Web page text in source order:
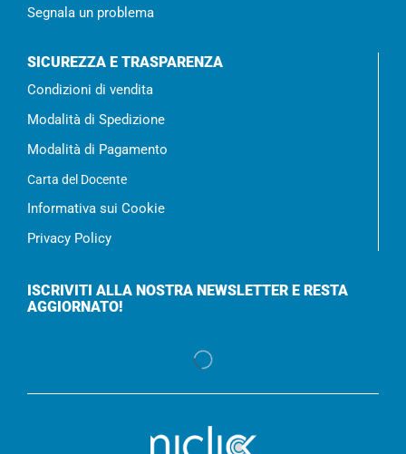
Segnala un problema
SICUREZZA E TRASPARENZA
Condizioni di vendita
Modalità di Spedizione
Modalità di Pagamento
Carta del Docente
Informativa sui Cookie
Privacy Policy
ISCRIVITI ALLA NOSTRA NEWSLETTER E RESTA
AGGIORNATO!